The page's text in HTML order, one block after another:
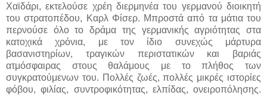
Χαϊδάρι, εκτελούσε χρέη διερμηνέα του γερμανού διοικητή
του στρατοπέδου, Καρλ Φίσερ. Μπροστά από τα μάτια του
περνούσε όλο το δράμα της γερμανικής αγριότητας στα
κατοχικά χρόνια, με τον ίδιο συνεχώς μάρτυρα
βασανιστηρίων, τραγικών περιστατικών και βαριάς
ατμόσφαιρας στους θαλάμους με το πλήθος των
συγκρατούμενων του. Πολλές ζωές, πολλές μικρές ιστορίες
φόβου, φιλίας, συντροφικότητας, ελπίδας, ονειροπόλησης.